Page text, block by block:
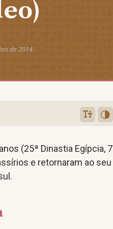
de 2014
(25ª Dinastia Egípcia,
e retornaram ao